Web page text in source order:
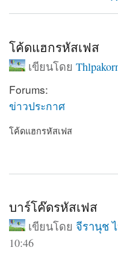
โค้ดแฮกรหัสเฟส
เขียนโดย
Forums:
ข่าวประกาศ
โค้ดแฮกรหัสเฟส
บาร์โค๊ดรหัสเฟส
เขียนโดย จีรานุช
10:46